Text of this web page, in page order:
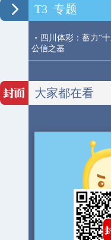
T3 专题
· 四川体彩：蓄力“
公信之基
大家都在看